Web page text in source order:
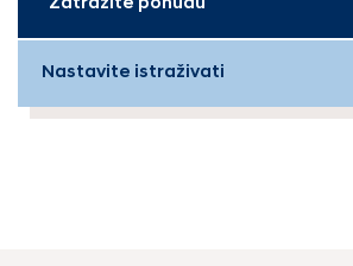
Zatražite ponudu
Nastavite istraživati